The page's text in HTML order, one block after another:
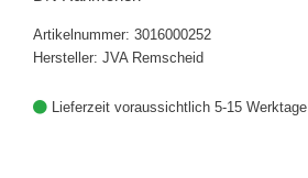
Artikelnummer: 3016000252
Hersteller: JVA Remscheid
Lieferzeit voraussichtlich 5-15 Werktage